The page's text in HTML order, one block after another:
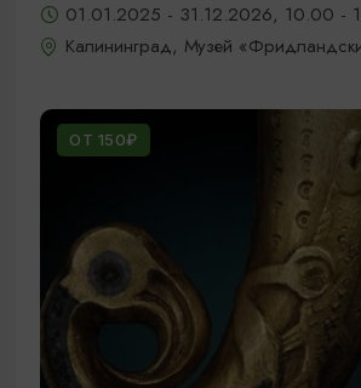
01.01.2025 - 31.12.2026, 10.00 -
Калининград, Музей
ОТ 150₽